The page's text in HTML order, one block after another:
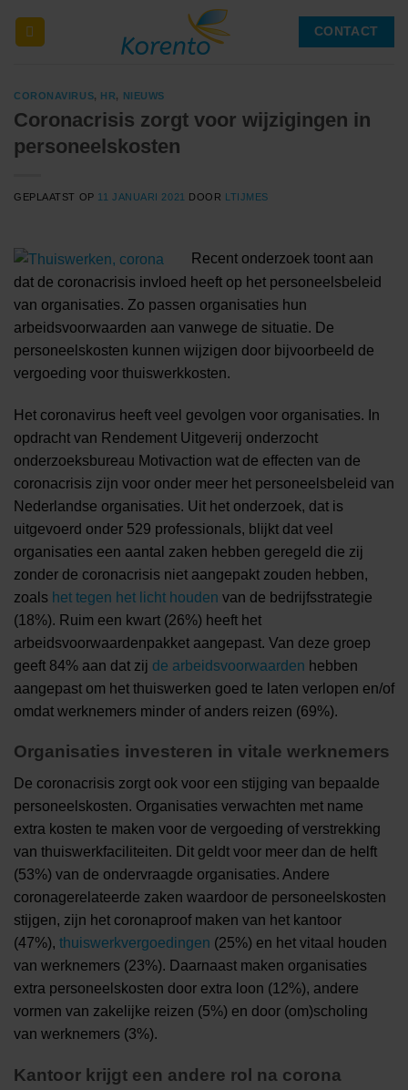
naar
CONTACT
CORONAVIRUS, HR, NIEUWS
Coronacrisis zorgt voor wijzigingen in
personeelskosten
GEPLAATST OP 11 JANUARI 2021 DOOR LTIJMES
Recent onderzoek toont aan
dat de coronacrisis invloed heeft op het personeelsbeleid
van organisaties. Zo passen organisaties hun
arbeidsvoorwaarden aan vanwege de situatie. De
personeelskosten kunnen wijzigen door bijvoorbeeld de
vergoeding voor thuiswerkkosten.
Het coronavirus heeft veel gevolgen voor organisaties. In
opdracht van Rendement Uitgeverij onderzocht
onderzoeksbureau Motivaction wat de effecten van de
coronacrisis zijn voor onder meer het personeelsbeleid van
Nederlandse organisaties. Uit het onderzoek, dat is
uitgevoerd onder 529 professionals, blijkt dat veel
organisaties een aantal zaken hebben geregeld die zij
zonder de coronacrisis niet aangepakt zouden hebben,
zoals het tegen het licht houden van de bedrijfsstrategie
(18%). Ruim een kwart (26%) heeft het
arbeidsvoorwaardenpakket aangepast. Van deze groep
geeft 84% aan dat zij de arbeidsvoorwaarden hebben
aangepast om het thuiswerken goed te laten verlopen en/of
omdat werknemers minder of anders reizen (69%).
Organisaties investeren in vitale werknemers
De coronacrisis zorgt ook voor een stijging van bepaalde
personeelskosten. Organisaties verwachten met name
extra kosten te maken voor de vergoeding of verstrekking
van thuiswerkfaciliteiten. Dit geldt voor meer dan de helft
(53%) van de ondervraagde organisaties. Andere
coronagerelateerde zaken waardoor de personeelskosten
stijgen, zijn het coronaproof maken van het kantoor
(47%), thuiswerkvergoedingen (25%) en het vitaal houden
van werknemers (23%). Daarnaast maken organisaties
extra personeelskosten door extra loon (12%), andere
vormen van zakelijke reizen (5%) en door (om)scholing
van werknemers (3%).
Kantoor krijgt een andere rol na corona